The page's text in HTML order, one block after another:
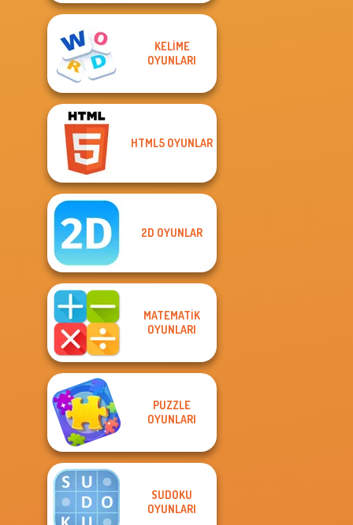
KELIME
OYUNLARI
HTML5 OYUNLAR
2D OYUNLAR
MATEMATIK
OYUNLARI
PUZZLE
OYUNLARI
SUDOKU
OYUNLARI